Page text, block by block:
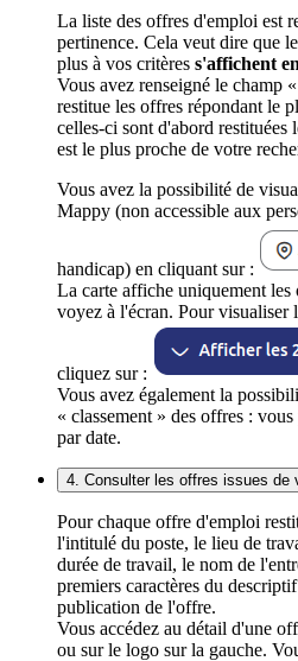
La liste des offres d'emploi est
pertinence. Cela veut dire que
plus à vos critères s'affichent
Vous avez renseigné le champ
restitue les offres répondant le
celles-ci sont d'abord
est le plus proche de votre
Vous avez la possibilité de
Mappy (non accessible aux
handicap) en cliquant sur :
La carte affiche uniquement
voyez à l'écran. Pour visualiser
cliquez sur :
Vous avez également la
« classement » des offres :
par date.
4. Consulter les offres issues de
Pour chaque offre d'emploi
l'intitulé du poste, le lieu de
durée de travail, le nom de
premiers caractères du
publication de l'offre.
Vous accédez au détail d'une
ou sur le logo sur la gauche.